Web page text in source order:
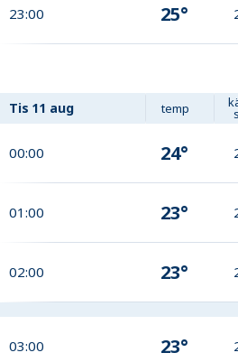
23:00 25°
Tis 11 aug temp
00:00 24°
01:00 23°
02:00 23°
03:00 23°